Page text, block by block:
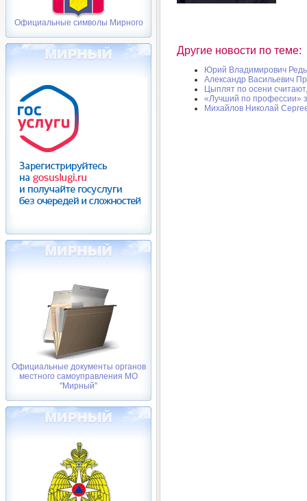
Официальные символы Мирного
Официальные документы органов
местного самоуправления МО
"Мирный"
Другие новости по теме:
Юрий Владимирович
Александр Васильевич
Цыплят по осени
«Лучший по профессии»
Михайлов Николай